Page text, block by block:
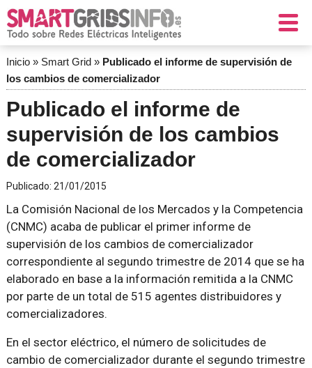
Inicio» Smart Grid» Publicado el informe de supervisión de
los cambios de comercializador
Publicado el informe de
supervisión de los cambios
de comercializador
Publicado: 21/01/2015
La Comisión Nacional de los Mercados y la Competencia
(CNMC) acaba de publicar el primer informe de
supervisión de los cambios de comercializador
correspondiente al segundo trimestre de 2014 que se ha
elaborado en base a la información remitida a la CNMC
por parte de un total de 515 agentes distribuidores y
comercializadores.
En el sector eléctrico, el número de solicitudes de
cambio de comercializador durante el segundo trimestre